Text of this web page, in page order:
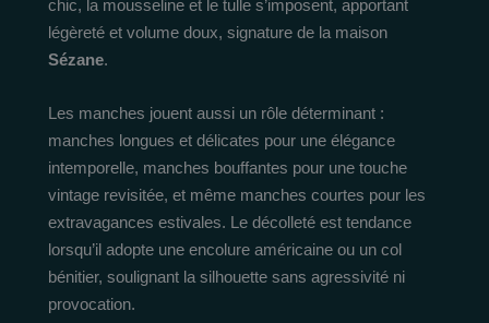
chic, la mousseline et le tulle s’imposent, apportant
légèreté et volume doux, signature de la maison
Sézane.
Les manches jouent aussi un rôle déterminant :
manches longues et délicates pour une élégance
intemporelle, manches bouffantes pour une touche
vintage revisitée, et même manches courtes pour les
extravagances estivales. Le décolleté est tendance
lorsqu’il adopte une encolure américaine ou un col
bénitier, soulignant la silhouette sans agressivité ni
provocation.